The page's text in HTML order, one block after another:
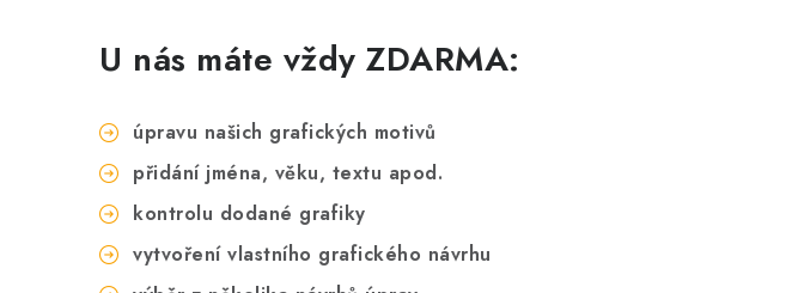
U nás máte vždy ZDARMA:
úpravu našich grafických motivů
přidání jména, věku, textu apod.
kontrolu dodané grafiky
vytvoření vlastního grafického návrhu